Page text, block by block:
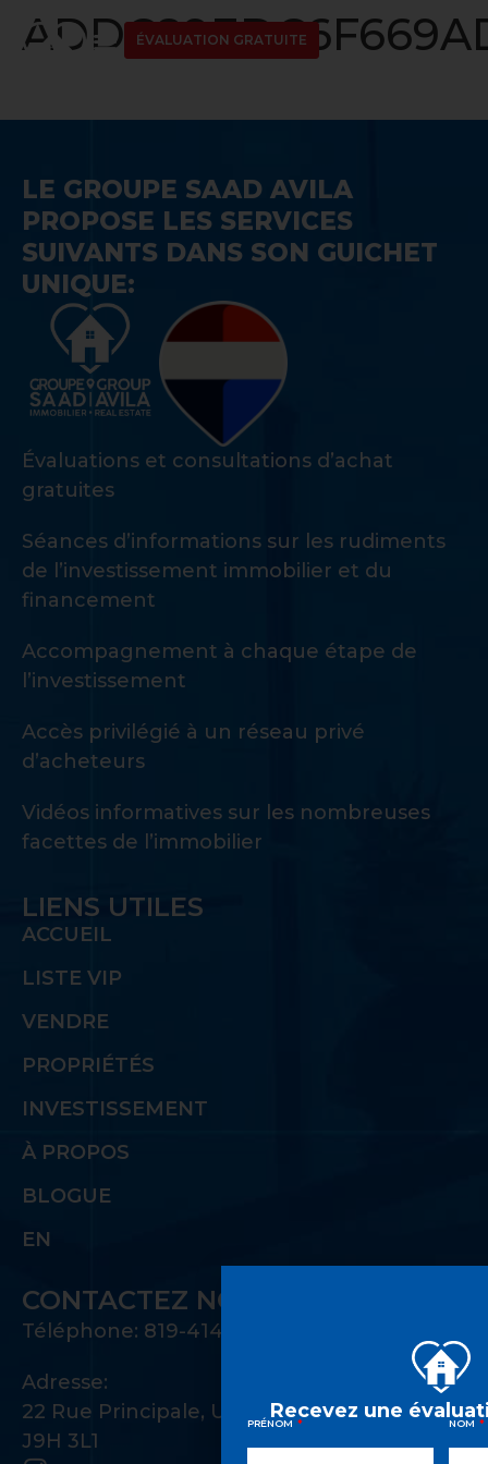
ÉVALUATION GRATUITE
LE GROUPE SAAD AVILA
PROPOSE LES SERVICES
SUIVANTS DANS SON GUICHET
UNIQUE:
Évaluations et consultations d’achat
gratuites
Séances d’informations sur les rudiments
de l’investissement immobilier et du
financement
Accompagnement à chaque étape de
l’investissement
Accès privilégié à un réseau privé
d’acheteurs
Vidéos informatives sur les nombreuses
facettes de l’immobilier
LIENS UTILES
ACCUEIL
LISTE VIP
VENDRE
PROPRIÉTÉS
INVESTISSEMENT
À PROPOS
BLOGUE
EN
CONTACTEZ NOUS
Téléphone: 819-414-1221
Adresse:
22 Rue Principale, Unité 100 Gatineau, QC
J9H 3L1
Recevez une
PRÉNOM NOM